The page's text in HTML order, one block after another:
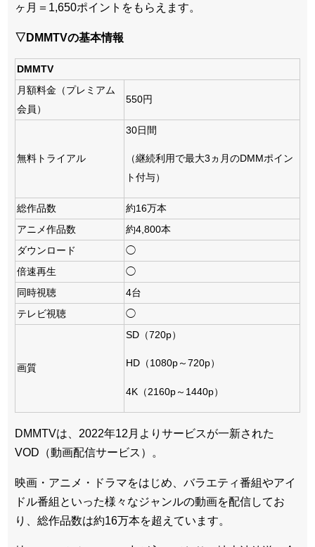
ヶ月＝1,650ポイントをもらえます。
▽DMMTVの基本情報
DMMTV
月額料金（プレミアム
会員）
550円
無料トライアル
30日間
（継続利用で最大3ヵ月のDMMポイン
ト付与）
総作品数
約16万本
アニメ作品数
約4,800本
ダウンロード
◯
倍速再生
◯
同時視聴
4台
テレビ視聴
◯
画質
SD（720p）
HD（1080p～720p）
4K（2160p～1440p）
DMMTVは、2022年12月よりサービスが一新された
VOD（動画配信サービス）。
映画・アニメ・ドラマをはじめ、バラエティ番組やアイ
ドル番組といった様々なジャンルの動画を配信してお
り、総作品数は約16万本を超えています。